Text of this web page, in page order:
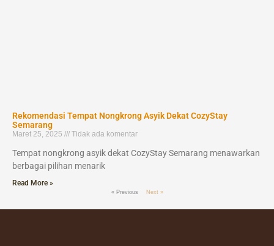
Rekomendasi Tempat Nongkrong Asyik Dekat CozyStay
Semarang
Maret 25, 2025 Tidak ada komentar
Tempat nongkrong asyik dekat CozyStay Semarang menawarkan
berbagai pilihan menarik
Read More »
« Previous Next »